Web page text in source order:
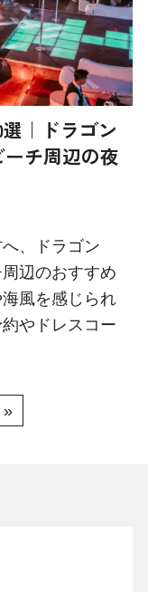
｜ドラゴン
チ周辺の夜
、ドラゴン
辺のおすすめ
風を感じられ
やドレスコー
»